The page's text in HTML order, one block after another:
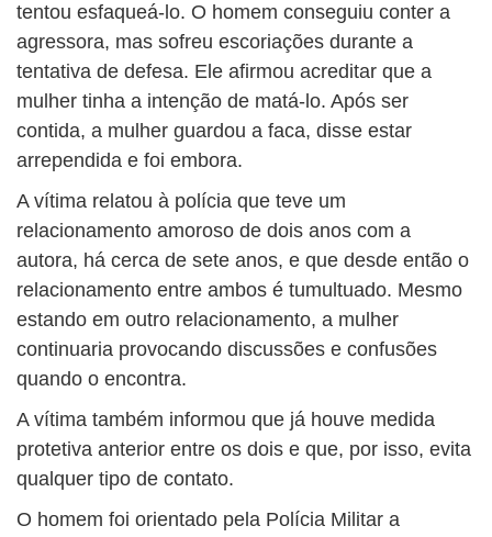
tentou esfaqueá-lo. O homem conseguiu conter a
agressora, mas sofreu escoriações durante a
tentativa de defesa. Ele afirmou acreditar que a
mulher tinha a intenção de matá-lo. Após ser
contida, a mulher guardou a faca, disse estar
arrependida e foi embora.
A vítima relatou à polícia que teve um
relacionamento amoroso de dois anos com a
autora, há cerca de sete anos, e que desde então o
relacionamento entre ambos é tumultuado. Mesmo
estando em outro relacionamento, a mulher
continuaria provocando discussões e confusões
quando o encontra.
A vítima também informou que já houve medida
protetiva anterior entre os dois e que, por isso, evita
qualquer tipo de contato.
O homem foi orientado pela Polícia Militar a